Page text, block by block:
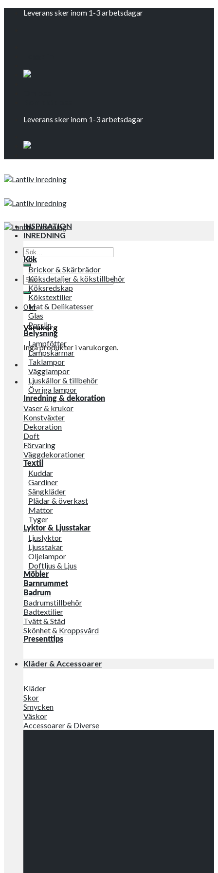
Leverans sker inom 1-3 arbetsdagar
Leverans sker inom 1-3 arbetsdagar
Sök
efter:
Sök
efter:
0kr
Varukorg
Inga produkter i varukorgen.
INSPIRATION
INREDNING
Kök
Brickor & Skärbrädor
Köksdetaljer & kökstillbehör
Köksredskap
Kökstextilier
Mat & Delikatesser
Glas
Porslin
Belysning
Lampfötter
Lampskärmar
Taklampor
Vägglampor
Ljuskällor & tillbehör
Övriga lampor
Inredning & dekoration
Vaser & krukor
Konstväxter
Dekoration
Doft
Förvaring
Väggdekorationer
Textil
Kuddar
Gardiner
Sängkläder
Plädar & överkast
Mattor
Tyger
Lyktor & Ljusstakar
Ljuslyktor
Ljusstakar
Oljelampor
Doftljus & Ljus
Möbler
Barnrummet
Badrum
Badrumstillbehör
Badtextilier
Tvätt & Städ
Skönhet & Kroppsvård
Presenttips
Kläder & Accessoarer
Kläder
Skor
Smycken
Väskor
Accessoarer & Diverse